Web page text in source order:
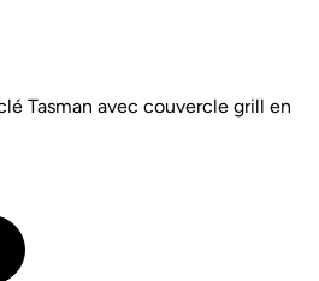
Tasman avec couvercle grill en